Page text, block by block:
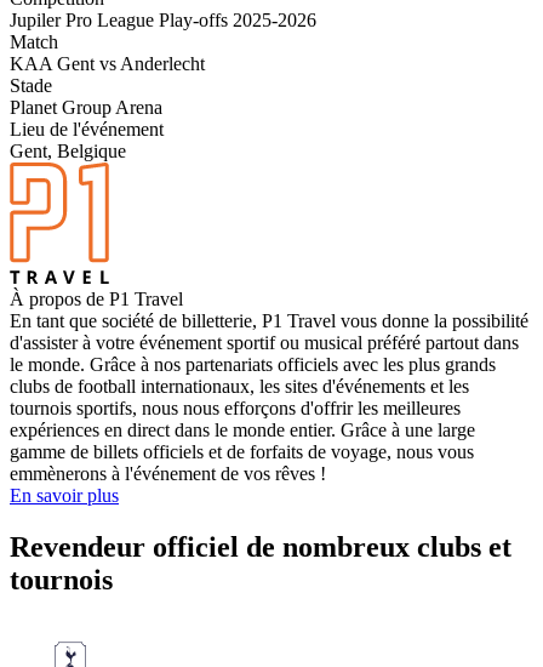
Jupiler Pro League Play-offs 2025-2026
Match
KAA Gent vs Anderlecht
Stade
Planet Group Arena
Lieu de l'événement
Gent, Belgique
À propos de P1 Travel
En tant que société de billetterie, P1 Travel vous donne la possibilité
d'assister à votre événement sportif ou musical préféré partout dans
le monde. Grâce à nos partenariats officiels avec les plus grands
clubs de football internationaux, les sites d'événements et les
tournois sportifs, nous nous efforçons d'offrir les meilleures
expériences en direct dans le monde entier. Grâce à une large
gamme de billets officiels et de forfaits de voyage, nous vous
emmènerons à l'événement de vos rêves !
En savoir plus
Revendeur officiel de nombreux clubs et
tournois